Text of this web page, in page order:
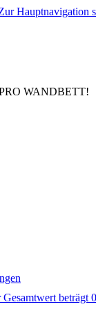
Hauptnavigation
WANDBETT!
beträgt